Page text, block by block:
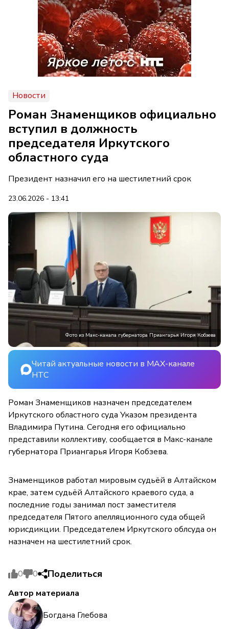
Новости
Роман Знаменщиков официально
вступил в должность
председателя Иркутского
областного суда
Президент назначил его на шестилетний срок
23.06.2026 - 13:41
Фото из Макс-канала губернатора Приангарья Игоря Кобзева
Читай актуальные новости в MAX-канале
НТС
Роман Знаменщиков назначен председателем
Иркутского областного суда Указом президента
Владимира Путина. Сегодня его официально
представили коллективу, сообщается в Макс-канале
губернатора Приангарья Игоря Кобзева.
Знаменщиков работал мировым судьёй в Алтайском
крае, затем судьёй Алтайского краевого суда, а
последние годы занимал пост заместителя
председателя Пятого апелляционного суда общей
юрисдикции. Председателем Иркутского облсуда он
назначен на шестилетний срок.
0 0 Поделиться
Автор материала
Богдана Глебова